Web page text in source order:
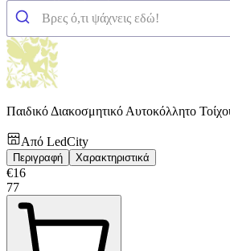
Παιδικό Διακοσμητικό Αυτοκόλλητο
Από LedCity
Περιγραφή Χαρακτηριστικά
€16
77